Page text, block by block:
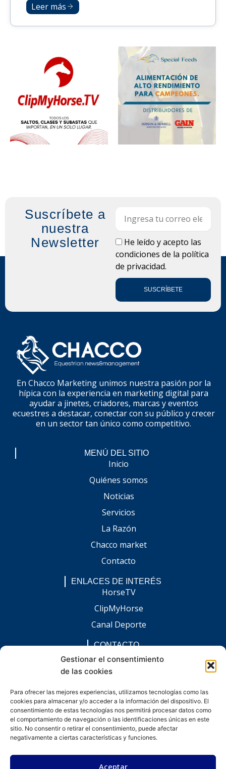
Gestionar el consentimiento
de las cookies
Para ofrecer las mejores experiencias, utilizamos tecnologías como las
cookies para almacenar y/o acceder a la información del dispositivo. El
consentimiento de estas tecnologías nos permitirá procesar datos como
el comportamiento de navegación o las identificaciones únicas en este
sitio. No consentir o retirar el consentimiento, puede afectar
negativamente a ciertas características y funciones.
Aceptar
Leer más
Suscríbete a
nuestra
Newsletter
LOPDHe leído y acepto las
condiciones de la política
de privacidad.
SUSCRÍBETE
En Chacco Marketing unimos nuestra pasión por la
hípica con la experiencia en marketing digital para
ayudar a jinetes, criadores, marcas y eventos
ecuestres a destacar, conectar con su público y crecer
en un sector tan único como competitivo.
MENÚ DEL SITIO
Inicio
Quiénes somos
Noticias
Servicios
La Razón
Chacco market
Contacto
ENLACES DE INTERÉS
HorseTV
ClipMyHorse
Canal Deporte
CONTACTO
comunicacion@chaccoinfo.com
Presentes en todo el ámbito nacional
F
a
c
e
b
o
I
n
s
t
a
g
L
i
n
k
e
d
E
n
v
e
l
o
W
h
a
t
s